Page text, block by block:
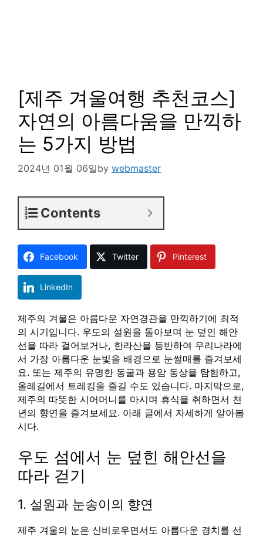
[제주 겨울여행 추천코스]
자연의 아름다움을 만끽하
는 5가지 방법
2024년 01월 06일by webmaster
Contents
Facebook Twitter Pinterest
LinkedIn
제주의 겨울은 아름다운 자연경관을 만끽하기에 최적
의 시기입니다. 우도의 설원을 돌아보며 눈 덮인 해안
선을 따라 걸어보거나, 한라산을 등반하여 우리나라에
서 가장 아름다운 눈빛을 배경으로 눈썰매를 즐겨보세
요. 또는 제주의 유명한 동굴과 용암 동상을 탐험하고,
올레길에서 트레킹을 즐길 수도 있습니다. 마지막으로,
제주의 따뜻한 시어머니를 마시며 휴식을 취하면서 천
년의 향연을 즐겨보세요. 아래 글에서 자세하게 알아봅
시다.
우도 섬에서 눈 덮힌 해안선을
따라 걷기
1. 설원과 눈송이의 향연
제주 겨울의 눈은 신비로우면서도 아름다운 경치를 선